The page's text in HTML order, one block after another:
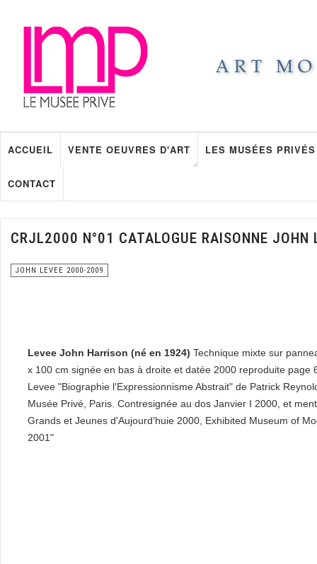
ACCUEIL VENTE OEUVRES D'ART LES MUSÉES PRIVÉS
CONTACT
CRJL2000 N°01 CATALOGUE RAISONNE JOHN
JOHN LEVEE 2000-2009
Levee John Harrison (né en 1924) Technique mixte sur
x 100 cm signée en bas à droite et datée 2000 reproduite page
Levee "Biographie l'Expressionnisme Abstrait" de Patrick
Musée Privé, Paris. Contresignée au dos Janvier I 2000, et
Grands et Jeunes d'Aujourd'huie 2000, Exhibited Museum of
2001"